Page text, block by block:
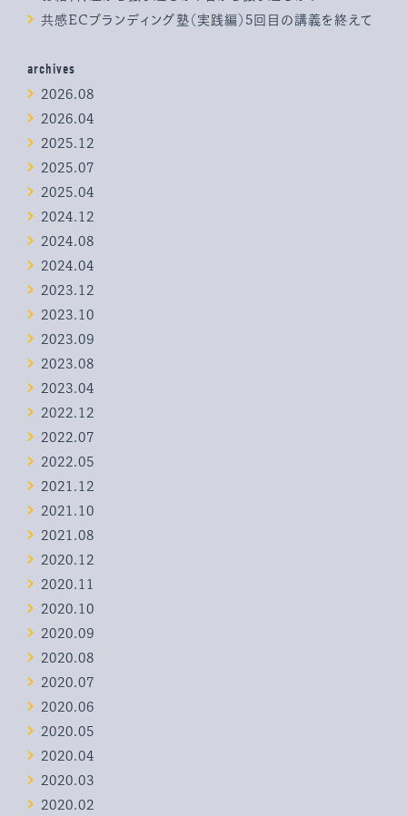
共感ECブランディング塾（実践編）5回目の講義を終えて
archives
2026.08
2026.04
2025.12
2025.07
2025.04
2024.12
2024.08
2024.04
2023.12
2023.10
2023.09
2023.08
2023.04
2022.12
2022.07
2022.05
2021.12
2021.10
2021.08
2020.12
2020.11
2020.10
2020.09
2020.08
2020.07
2020.06
2020.05
2020.04
2020.03
2020.02